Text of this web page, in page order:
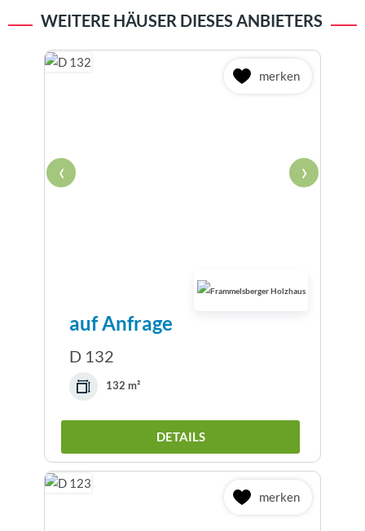
WEITERE HÄUSER DIESES ANBIETERS
merken
‹ ›
auf Anfrage
D 132
132 m²
DETAILS
merken